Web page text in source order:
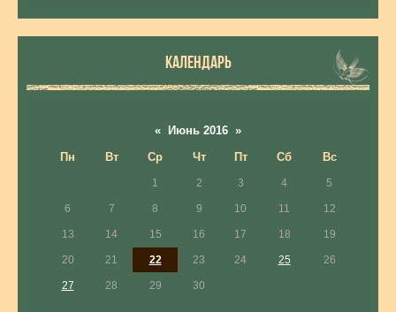
КАЛЕНДАРЬ
« Июнь 2016 »
Пн
Вт Ср Чт Пт Сб Вс
1 2 3 4 5
6 7 8 9 10 11 12
13 14 15 16 17 18 19
20 21 22 23 24 25 26
27 28 29 30